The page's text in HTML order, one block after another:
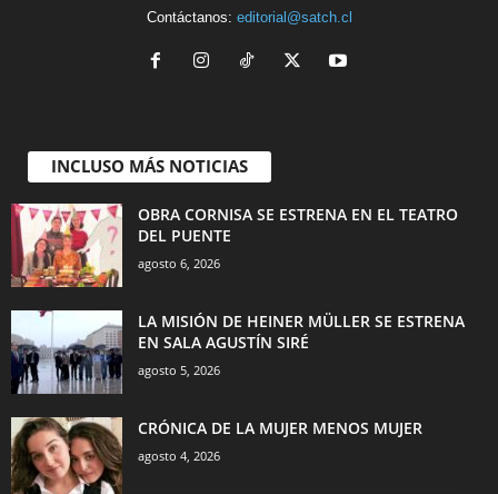
Contáctanos: editorial@satch.cl
INCLUSO MÁS NOTICIAS
OBRA CORNISA SE ESTRENA EN EL TEATRO
DEL PUENTE
agosto 6, 2026
LA MISIÓN DE HEINER MÜLLER SE ESTRENA
EN SALA AGUSTÍN SIRÉ
agosto 5, 2026
CRÓNICA DE LA MUJER MENOS MUJER
agosto 4, 2026